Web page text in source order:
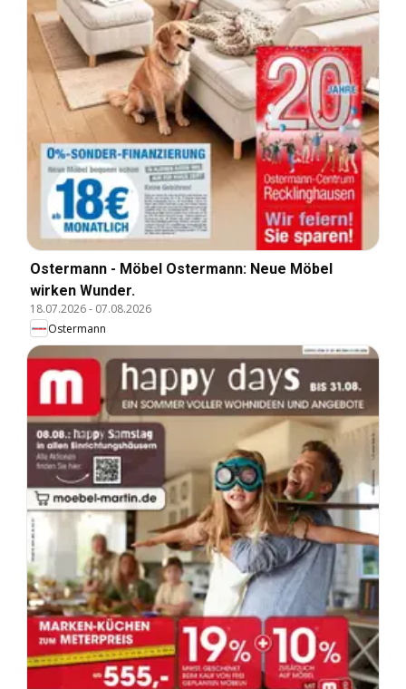
Ostermann - Möbel Ostermann: Neue Möbel
wirken Wunder.
18.07.2026- 07.08.2026
Ostermann